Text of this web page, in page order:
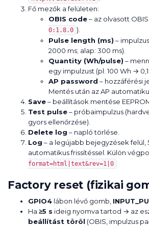
Fő mezők a felületen:
OBIS code– az olvasott
0:1.8.0 ).
Pulse length (ms) –
2000 ms; alap: 300 ms).
Quantity (Wh/pulse) –
egy impulzust (pl. 100 Wh → 0,1
AP password – hozzáférési
Mentés után az AP
Save– beállítások mentése
Test pulse– próbaimpulzus
gyors ellenőrzése).
Delete log – napló törlése.
Log – a legújabb bejegyzések felül,
automatikus frissítéssel. Külön
format=html|text&rev=1|0
Factory reset (fizikai
GPIO4 lábon lévő gomb,
Ha ≥5 s ideig nyomva tartod → az
beállítást töröl (OBIS, impulzus